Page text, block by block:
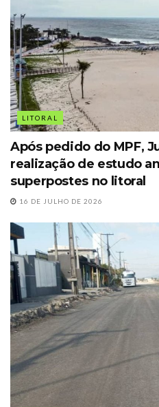
LITORAL
Após pedido do MPF,
realização de estudo
superpostes no litoral
16 DE JULHO DE 2026